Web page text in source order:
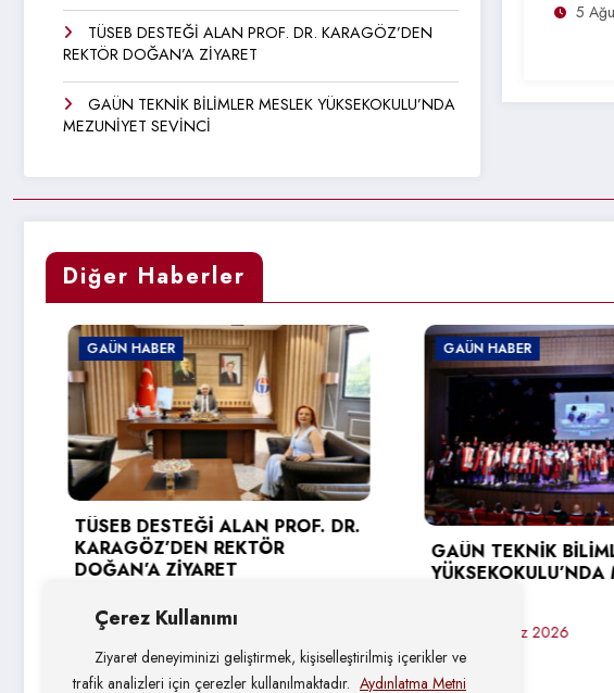
Çerez Kullanımı
Ziyaret deneyiminizi geliştirmek, kişiselleştirilmiş içerikler ve
trafik analizleri için çerezler kullanılmaktadır. Aydınlatma Metni
TÜSEB DESTEĞİ ALAN PROF. DR. KARAGÖZ’DEN
REKTÖR DOĞAN’A ZİYARET
GAÜN TEKNİK BİLİMLER MESLEK YÜKSEKOKULU’NDA
MEZUNİYET SEVİNCİ
5
Diğer Haberler
GAÜN HABER
TÜSEB DESTEĞİ ALAN PROF. DR.
KARAGÖZ’DEN REKTÖR
DOĞAN’A ZİYARET
3 Ağustos 2026
GAÜN HABER
GAÜN TEKNİK BİLİMLER
YÜKSEKOKULU’NDA